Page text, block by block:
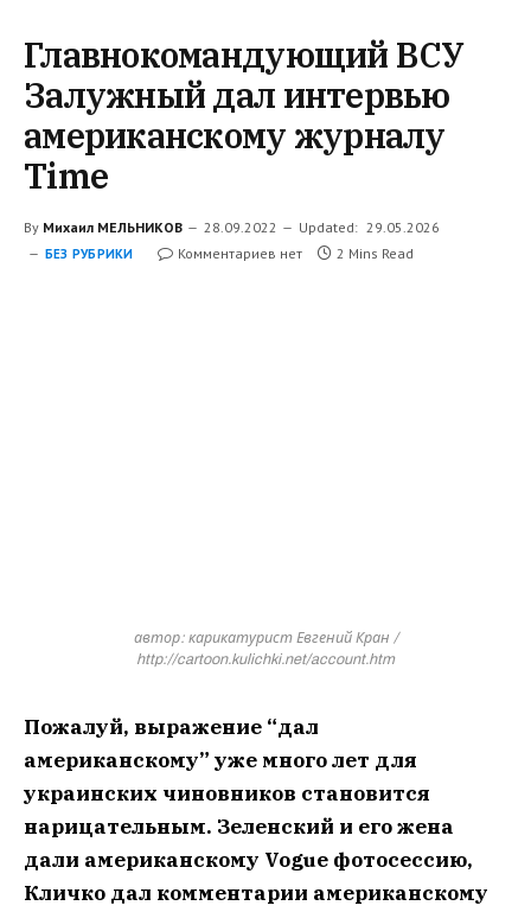
Главнокомандующий ВСУ
Залужный дал интервью
американскому журналу
Time
By Михаил МЕЛЬНИКОВ 28.09.2022 Updated: 29.05.2026
БЕЗ РУБРИКИ Комментариев нет 2 Mins Read
автор: карикатурист Евгений Кран /
http://cartoon.kulichki.net/account.htm
Пожалуй, выражение “дал
американскому” уже много лет для
украинских чиновников становится
нарицательным. Зеленский и его жена
дали американскому Vogue фотосессию,
Кличко дал комментарии американскому